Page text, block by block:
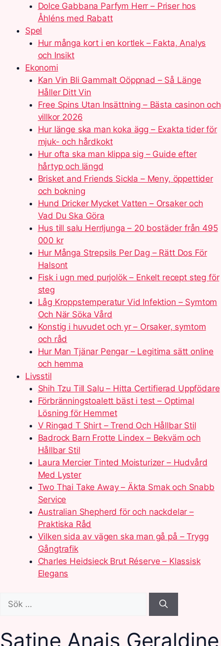
Dolce Gabbana Parfym Herr – Priser hos
Åhléns med Rabatt
Spel
Hur många kort i en kortlek – Fakta, Analys
och Insikt
Ekonomi
Kan Vin Bli Gammalt Oöppnad – Så Länge
Håller Ditt Vin
Free Spins Utan Insättning – Bästa casinon och
villkor 2026
Hur länge ska man koka ägg – Exakta tider för
mjuk- och hårdkokt
Hur ofta ska man klippa sig – Guide efter
hårtyp och längd
Brisket and Friends Sickla – Meny, öppettider
och bokning
Hund Dricker Mycket Vatten – Orsaker och
Vad Du Ska Göra
Hus till salu Herrljunga – 20 bostäder från 495
000 kr
Hur Många Strepsils Per Dag – Rätt Dos För
Halsont
Fisk i ugn med purjolök – Enkelt recept steg för
steg
Låg Kroppstemperatur Vid Infektion – Symtom
Och När Söka Vård
Konstig i huvudet och yr – Orsaker, symtom
och råd
Hur Man Tjänar Pengar – Legitima sätt online
och hemma
Livsstil
Shih Tzu Till Salu – Hitta Certifierad Uppfödare
Förbränningstoalett bäst i test – Optimal
Lösning för Hemmet
V Ringad T Shirt – Trend Och Hållbar Stil
Badrock Barn Frotte Lindex – Bekväm och
Hållbar Stil
Laura Mercier Tinted Moisturizer – Hudvård
Med Lyster
Two Thai Take Away – Äkta Smak och Snabb
Service
Australian Shepherd för och nackdelar –
Praktiska Råd
Vilken sida av vägen ska man gå på – Trygg
Gångtrafik
Charles Heidsieck Brut Réserve – Klassisk
Elegans
efter:
Satine Anais